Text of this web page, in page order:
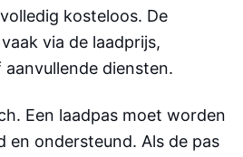
kosteloos. De
via de laadprijs,
diensten.
Een laadpas moet worden
en ondersteund. Als de pas